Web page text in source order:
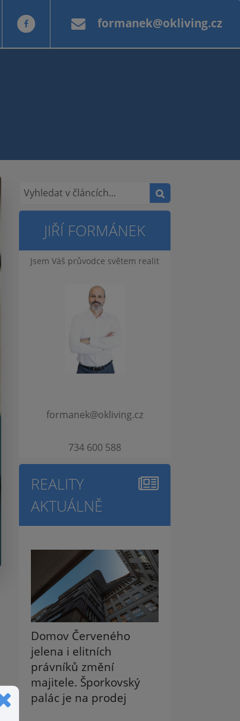
formanek@okliving.cz
JIŘÍ FORMÁNEK
Jsem Váš průvodce světem realit
formanek@okliving.cz
734 600 588
REALITY
AKTUÁLNĚ
Domov Červeného
jelena i elitních
právníků změní
majitele. Šporkovský
palác je na prodej